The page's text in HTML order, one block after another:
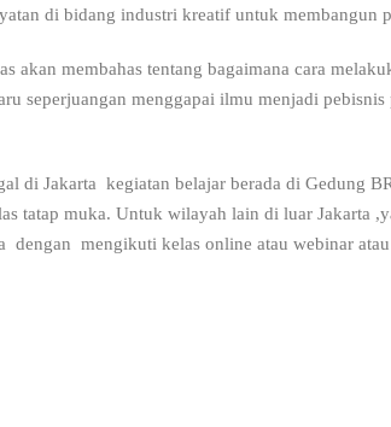
di bidang industri kreatif untuk membangun
akan membahas tentang bagaimana cara
seperjuangan menggapai ilmu menjadi
di Jakarta kegiatan belajar berada di Gedung
tatap muka. Untuk wilayah lain di luar Jakarta
dengan mengikuti kelas online atau webinar